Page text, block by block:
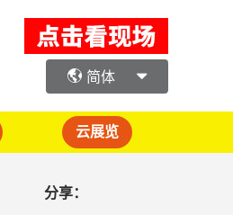
简体
云展览
分享：